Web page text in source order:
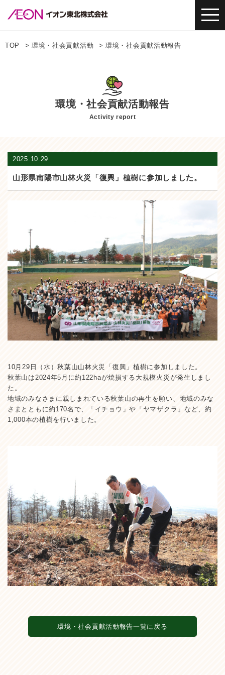
TOP 環境・社会貢献活動 環境・社会貢献活動報告
環境・社会貢献活動報告
Activity report
2025.10.29
山形県南陽市山林火災「復興」植樹に参加しました。
10月29日（水）秋葉山山林火災「復興」植樹に参加しました。
秋葉山は2024年5月に約122haが焼損する大規模火災が発生しまし
た。
地域のみなさまに親しまれている秋葉山の再生を願い、地域のみな
さまとともに約170名で、「イチョウ」や「ヤマザクラ」など、約
1,000本の植樹を行いました。
環境・社会貢献活動報告一覧に戻る